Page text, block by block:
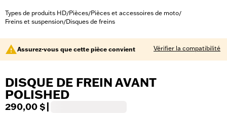
Types de produits HD/Pièces/Pièces et accessoires de moto/
Freins et suspension/Disques de freins
Assurez-vous que cette pièce convient Vérifier la compatibilité
DISQUE DE FREIN AVANT
POLISHED
290,00 $